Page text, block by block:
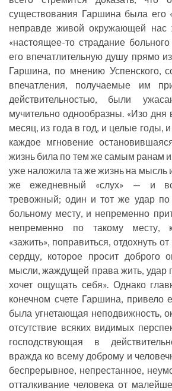
существования Гаршина была его
неправде живой окружающей нас
«настоящее-то страдание
его впечатлительную душу прямо
Гаршина, по мнению Успенского,
впечатления, получаемые им
действительностью, были
мучительно однообразны. «Изо дня
месяц, из года в год, и целые годы,
каждое мгновение
жизнь била по тем же самым ранам и
уже наложила та же жизнь на мысль
же ежедневный «слух» — и
тревожный; один и тот же удар
больному месту, и непременно
непременно по такому месту,
«зажить», поправиться, отдохнуть
сердцу, которое просит доброго
мысли, жаждущей права жить, удар
хочет ощущать себя». Однако
конечном счете Гаршина, привело
была угнетающая неподвижность,
отсутствие всяких видимых
господствующая в
вражда ко всему доброму и
беспрерывное, непрестанное,
отталкивание человека от